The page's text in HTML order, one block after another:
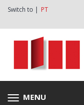
Switch to | PT
Toggle
MENU